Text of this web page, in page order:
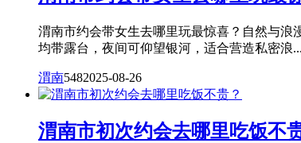
渭南市约会带女生去哪里玩最惊喜？自然与
均带露台，夜间可仰望银河，适合营造私密浪...
渭南5482025-08-26
渭南市初次约会去哪里吃饭不